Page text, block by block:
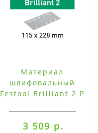
Материал
шлифовальный
Festool Brilliant 2 P
BR2/ 50
3 509 р.